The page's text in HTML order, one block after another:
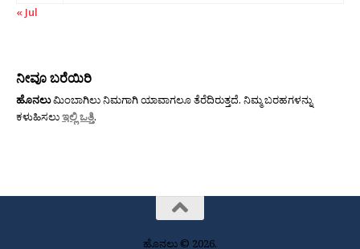
« Jul
ನೀವೂ ಬರೆಯಿರಿ
ಹೊನಲುಮಿಂಬಾಗಿಲು ನಿಮಗಾಗಿ ಯಾವಾಗಲೂ ತೆರೆದಿರುತ್ತದೆ. ನಿಮ್ಮ ಬರಹಗಳನ್ನು
ಕಳುಹಿಸಲುಇಲ್ಲಿ ಒತ್ತಿ.
ಹೊನಲು © 2026.